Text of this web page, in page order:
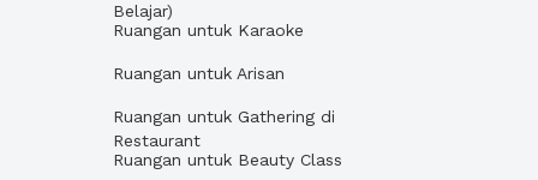
Belajar)
Ruangan untuk Karaoke
Ruangan untuk Arisan
Ruangan untuk Gathering di
Restaurant
Ruangan untuk Beauty Class